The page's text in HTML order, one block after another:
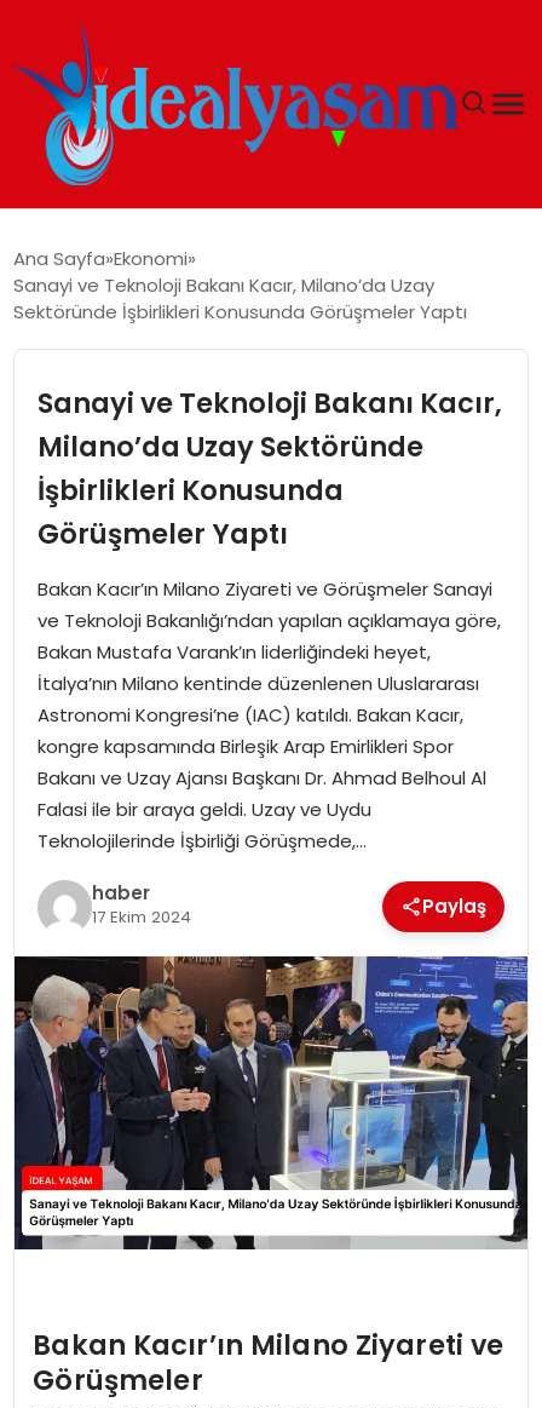
GÜNDEM
İDEAL YAŞAM
İDEAL SPOR
MAGAZIN
SAĞLIK
SOSYAL HABER
Ana Sayfa Ekonomi
Sanayi ve Teknoloji Bakanı Kacır, Milano’da Uzay
Sektöründe İşbirlikleri Konusunda Görüşmeler Yaptı
Sanayi ve Teknoloji Bakanı Kacır,
Milano’da Uzay Sektöründe
İşbirlikleri Konusunda
Görüşmeler Yaptı
Bakan Kacır’ın Milano Ziyareti ve Görüşmeler Sanayi
ve Teknoloji Bakanlığı’ndan yapılan açıklamaya göre,
Bakan Mustafa Varank’ın liderliğindeki heyet,
İtalya’nın Milano kentinde düzenlenen Uluslararası
Astronomi Kongresi’ne (IAC) katıldı. Bakan Kacır,
kongre kapsamında Birleşik Arap Emirlikleri Spor
Bakanı ve Uzay Ajansı Başkanı Dr. Ahmad Belhoul Al
Falasi ile bir araya geldi. Uzay ve Uydu
Teknolojilerinde İşbirliği Görüşmede,…
haber
17 Ekim 2024 Paylaş
Bakan Kacır’ın Milano Ziyareti ve
Görüşmeler